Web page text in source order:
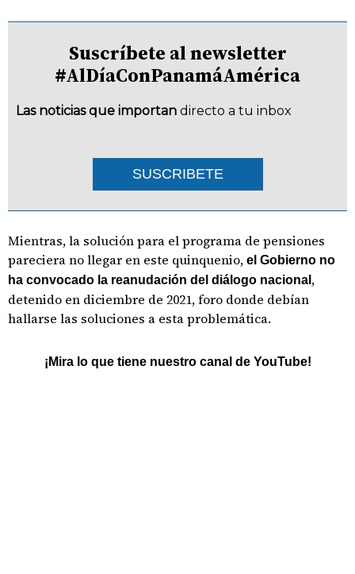
Suscríbete al newsletter
#AlDíaConPanamáAmérica
Las noticias que importan directo a tu inbox
SUSCRIBETE
Mientras, la solución para el programa de pensiones
pareciera no llegar en este quinquenio, el Gobierno no
ha convocado la reanudación del diálogo nacional ,
detenido en diciembre de 2021, foro donde debían
hallarse las soluciones a esta problemática.
¡Mira lo que tiene nuestro canal de YouTube!